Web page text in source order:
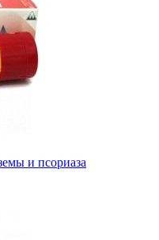
и псориаза